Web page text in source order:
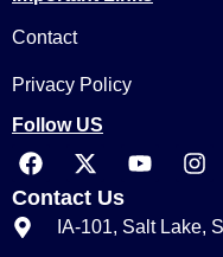
Contact
Privacy Policy
Follow US
Contact Us
IA-101, Salt Lake,